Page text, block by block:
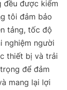
đều được kiểm
tôi đảm bảo
tảng, tốc độ
nghiệm người
thiết bị và trải
để đảm
mang lại lợi